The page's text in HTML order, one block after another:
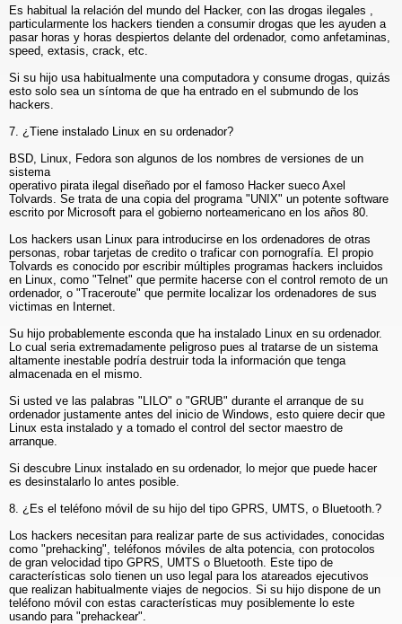
Es habitual la relación del mundo del Hacker, con las drogas ilegales ,
particularmente los hackers tienden a consumir drogas que les ayuden a
pasar horas y horas despiertos delante del ordenador, como anfetaminas,
speed, extasis, crack, etc.
Si su hijo usa habitualmente una computadora y consume drogas, quizás
esto solo sea un síntoma de que ha entrado en el submundo de los
hackers.
7. ¿Tiene instalado Linux en su ordenador?
BSD, Linux, Fedora son algunos de los nombres de versiones de un
sistema
operativo pirata ilegal diseñado por el famoso Hacker sueco Axel
Tolvards. Se trata de una copia del programa "UNIX" un potente software
escrito por Microsoft para el gobierno norteamericano en los años 80.
Los hackers usan Linux para introducirse en los ordenadores de otras
personas, robar tarjetas de credito o traficar con pornografía. El propio
Tolvards es conocido por escribir múltiples programas hackers incluidos
en Linux, como "Telnet" que permite hacerse con el control remoto de un
ordenador, o "Traceroute" que permite localizar los ordenadores de sus
victimas en Internet.
Su hijo probablemente esconda que ha instalado Linux en su ordenador.
Lo cual seria extremadamente peligroso pues al tratarse de un sistema
altamente inestable podría destruir toda la información que tenga
almacenada en el mismo.
Si usted ve las palabras "LILO" o "GRUB" durante el arranque de su
ordenador justamente antes del inicio de Windows, esto quiere decir que
Linux esta instalado y a tomado el control del sector maestro de
arranque.
Si descubre Linux instalado en su ordenador, lo mejor que puede hacer
es desinstalarlo lo antes posible.
8. ¿Es el teléfono móvil de su hijo del tipo GPRS, UMTS, o Bluetooth.?
Los hackers necesitan para realizar parte de sus actividades, conocidas
como "prehacking", teléfonos móviles de alta potencia, con protocolos
de gran velocidad tipo GPRS, UMTS o Bluetooth. Este tipo de
características solo tienen un uso legal para los atareados ejecutivos
que realizan habitualmente viajes de negocios. Si su hijo dispone de un
teléfono móvil con estas características muy posiblemente lo este
usando para "prehackear".